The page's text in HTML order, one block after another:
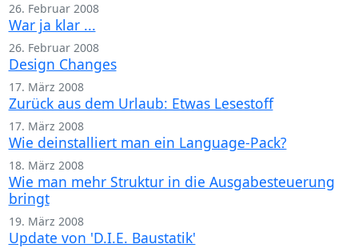
26. Februar 2008
War ja klar ...
26. Februar 2008
Design Changes
17. März 2008
Zurück aus dem Urlaub: Etwas Lesestoff
17. März 2008
Wie deinstalliert man ein Language-Pack?
18. März 2008
Wie man mehr Struktur in die Ausgabesteuerung
bringt
19. März 2008
Update von 'D.I.E. Baustatik'